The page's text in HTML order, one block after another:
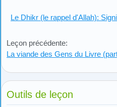
Leçon précédente:
La viande des Gens du Livre
Le Dhikr (le rappel d'Allah):
Outils de leçon